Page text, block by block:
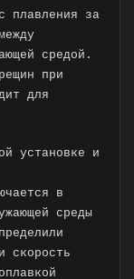
плавления за
средой.
при
для
установке и
в
среды
скорость